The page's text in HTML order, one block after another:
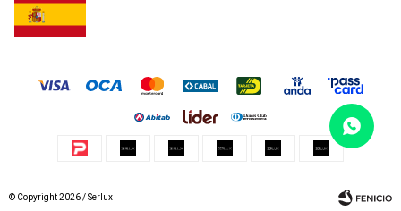
© Copyright 2026 / Serlux